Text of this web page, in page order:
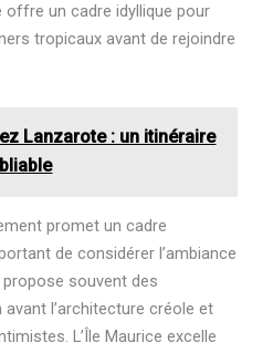
offre un cadre idyllique pour
tropicaux avant de rejoindre
Lanzarote : un itinéraire
promet un cadre
de considérer l’ambiance
souvent des
l’architecture créole et
L’Île Maurice excelle